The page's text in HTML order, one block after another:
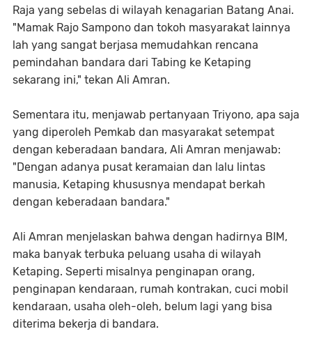
Raja yang sebelas di wilayah kenagarian Batang Anai.
"Mamak Rajo Sampono dan tokoh masyarakat lainnya
lah yang sangat berjasa memudahkan rencana
pemindahan bandara dari Tabing ke Ketaping
sekarang ini," tekan Ali Amran.
Sementara itu, menjawab pertanyaan Triyono, apa saja
yang diperoleh Pemkab dan masyarakat setempat
dengan keberadaan bandara, Ali Amran menjawab:
"Dengan adanya pusat keramaian dan lalu lintas
manusia, Ketaping khususnya mendapat berkah
dengan keberadaan bandara."
Ali Amran menjelaskan bahwa dengan hadirnya BIM,
maka banyak terbuka peluang usaha di wilayah
Ketaping. Seperti misalnya penginapan orang,
penginapan kendaraan, rumah kontrakan, cuci mobil
kendaraan, usaha oleh-oleh, belum lagi yang bisa
diterima bekerja di bandara.